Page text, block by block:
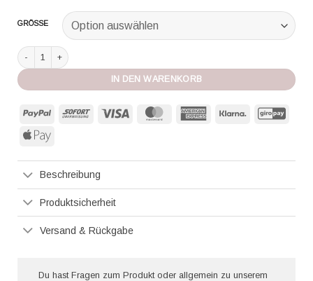
GRÖSSE
Melissa Odabash Hose Olivia bloom Menge
IN DEN WARENKORB
PayPal Sofort MasterCard American
Klarna
Apple
Beschreibung
Produktsicherheit
Versand & Rückgabe
Du hast Fragen zum Produkt oder allgemein zu unserem